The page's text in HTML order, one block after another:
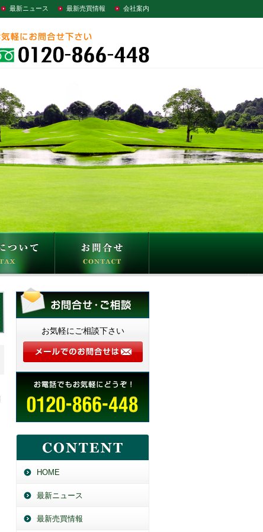
最新ニュース 最新売買情報 会社案内
お気軽にご相談下さい
HOME
最新ニュース
最新売買情報